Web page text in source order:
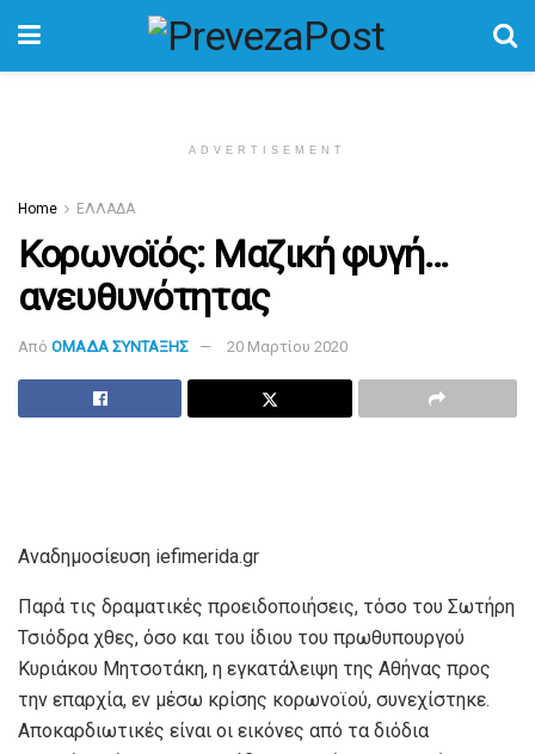
ADVERTISEMENT
Home ΕΛΛΑΔΑ
Κορωνοϊός: Μαζική φυγή…
ανευθυνότητας
Από ΟΜΑΔΑ ΣΥΝΤΑΞΗΣ 20 Μαρτίου 2020
Αναδημοσίευση iefimerida.gr
Παρά τις δραματικές προειδοποιήσεις, τόσο του Σωτήρη
Τσιόδρα χθες, όσο και του ίδιου του πρωθυπουργού
Κυριάκου Μητσοτάκη, η εγκατάλειψη της Αθήνας προς
την επαρχία, εν μέσω κρίσης κορωνοϊού, συνεχίστηκε.
Αποκαρδιωτικές είναι οι εικόνες από τα διόδια